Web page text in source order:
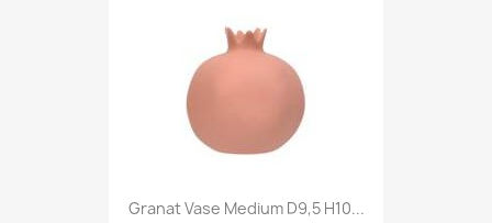
Granat Vase Medium D9,5 H10...